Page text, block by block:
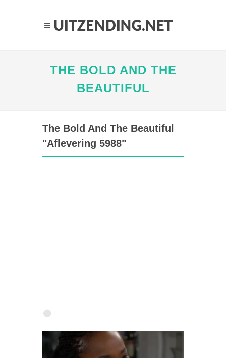
THE BOLD AND THE
BEAUTIFUL
The Bold And The Beautiful
"Aflevering 5988"